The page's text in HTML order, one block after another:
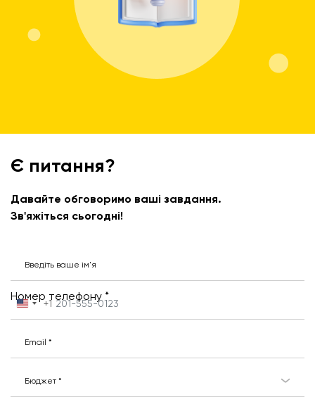
Є питання?
Давайте обговоримо ваші завдання.
Зв'яжіться сьогодні!
Введіть ваше ім'я
United
States
+1
+1
Номер телефону *
Email *
Бюджет *